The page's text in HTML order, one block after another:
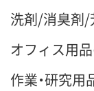
洗剤/消臭剤/
オフィス用
作業・研究